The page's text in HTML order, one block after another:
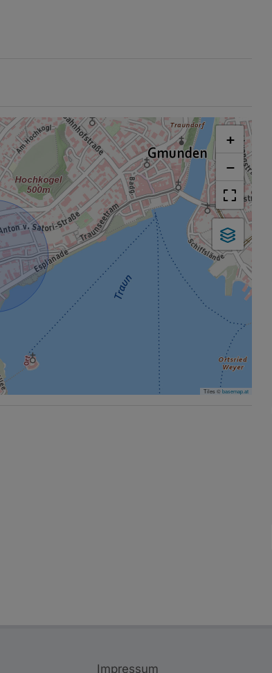
+
−
Tiles ©basemap.at
Impressum